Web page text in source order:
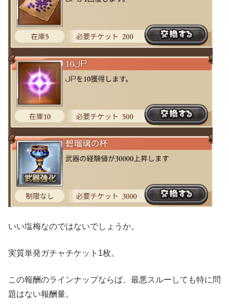
いい塩梅なのではないでしょうか。
実質単発ガチャチケット1枚。
この報酬のラインナップならば、最悪スルーしても特に問
題はない報酬量。